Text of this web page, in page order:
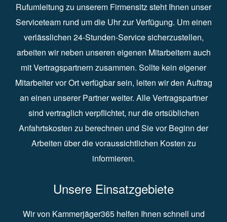
Rufumleitung zu unserem Firmensitz steht Ihnen unser
Serviceteam rund um die Uhr zur Verfügung. Um einen
verlässlichen 24-Stunden-Service sicherzustellen,
arbeiten wir neben unseren eigenen Mitarbeitern auch
mit Vertragspartnern zusammen. Sollte kein eigener
Mitarbeiter vor Ort verfügbar sein, leiten wir den Auftrag
an einen unserer Partner weiter. Alle Vertragspartner
sind vertraglich verpflichtet, nur die ortsüblichen
Anfahrtskosten zu berechnen und Sie vor Beginn der
Arbeiten über die voraussichtlichen Kosten zu
informieren.
Unsere Einsatzgebiete
Wir von Kammerjäger365 helfen Ihnen schnell und